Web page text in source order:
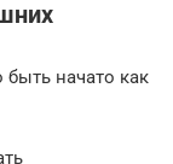
начато как